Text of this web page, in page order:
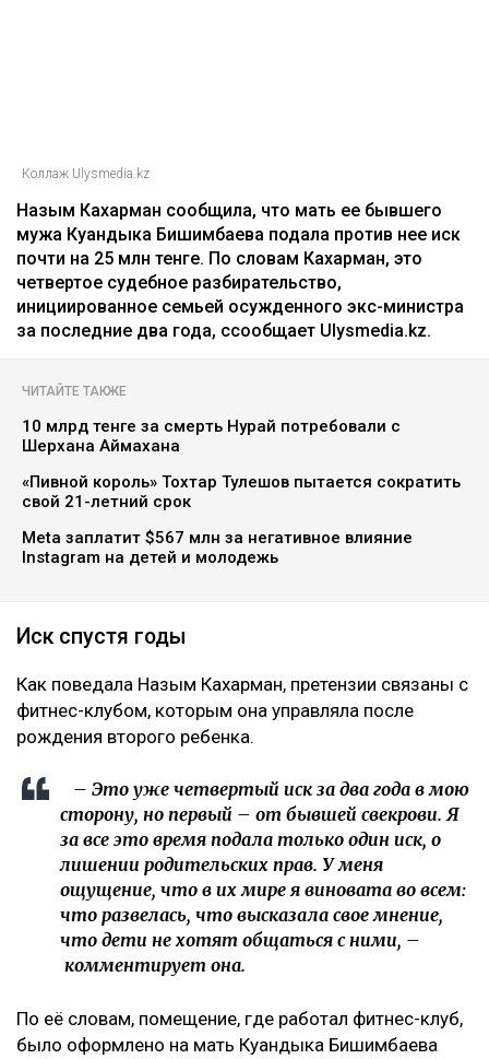
Коллаж Ulysmedia.kz
Назым Кахарман сообщила, что мать ее бывшего
мужа Куандыка Бишимбаева подала против нее иск
почти на 25 млн тенге. По словам Кахарман, это
четвертое судебное разбирательство,
инициированное семьей осужденного экс-министра
за последние два года, ссообщает Ulysmedia.kz.
ЧИТАЙТЕ ТАКЖЕ
10 млрд тенге за смерть Нурай потребовали с
Шерхана Аймахана
«Пивной король» Тохтар Тулешов пытается сократить
свой 21-летний срок
Meta заплатит $567 млн за негативное влияние
Instagram на детей и молодежь
Иск спустя годы
Как поведала Назым Кахарман, претензии связаны с
фитнес-клубом, которым она управляла после
рождения второго ребенка.
– Это уже четвертый иск за два года в мою
сторону, но первый – от бывшей свекрови. Я
за все это время подала только один иск, о
лишении родительских прав. У меня
ощущение, что в их мире я виновата во всем:
что развелась, что высказала свое мнение,
что дети не хотят общаться с ними, –
комментирует она.
По её словам, помещение, где работал фитнес-клуб,
было оформлено на мать Куандыка Бишимбаева